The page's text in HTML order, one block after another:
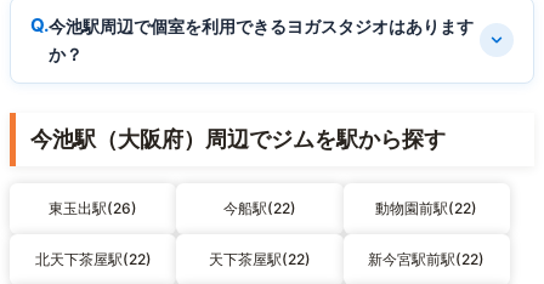
今池駅周辺で個室を利用できるヨガスタジオはあります
か？
今池駅（大阪府）周辺でジムを駅から探す
東玉出駅(26) 今船駅(22) 動物園前駅(22)
北天下茶屋駅(22) 天下茶屋駅(22) 新今宮駅前駅(22)